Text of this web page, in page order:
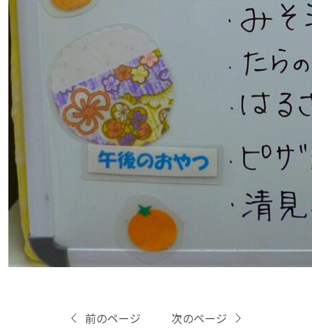
前のページ 次のページ